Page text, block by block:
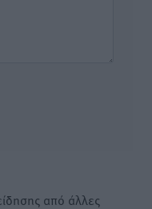
από άλλες